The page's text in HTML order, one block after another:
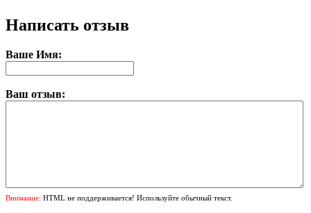
Написать отзыв
Ваше Имя:
Ваш отзыв:
Внимание: HTML не поддерживается! Используйте обычный текст.